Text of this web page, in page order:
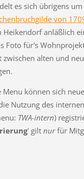
es sich übrigens
von
Heikendorf anläßlich
Foto für's
zwischen alten und
Menu können sich
Nutzung des
TWA-intern)
' gilt nurfür